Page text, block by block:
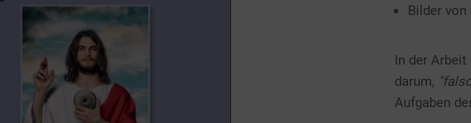
Bilder
In der
darum,
Aufgaben